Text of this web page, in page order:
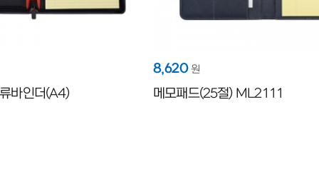
바인더(A4)
8,620원
메모패드(25절) ML2111